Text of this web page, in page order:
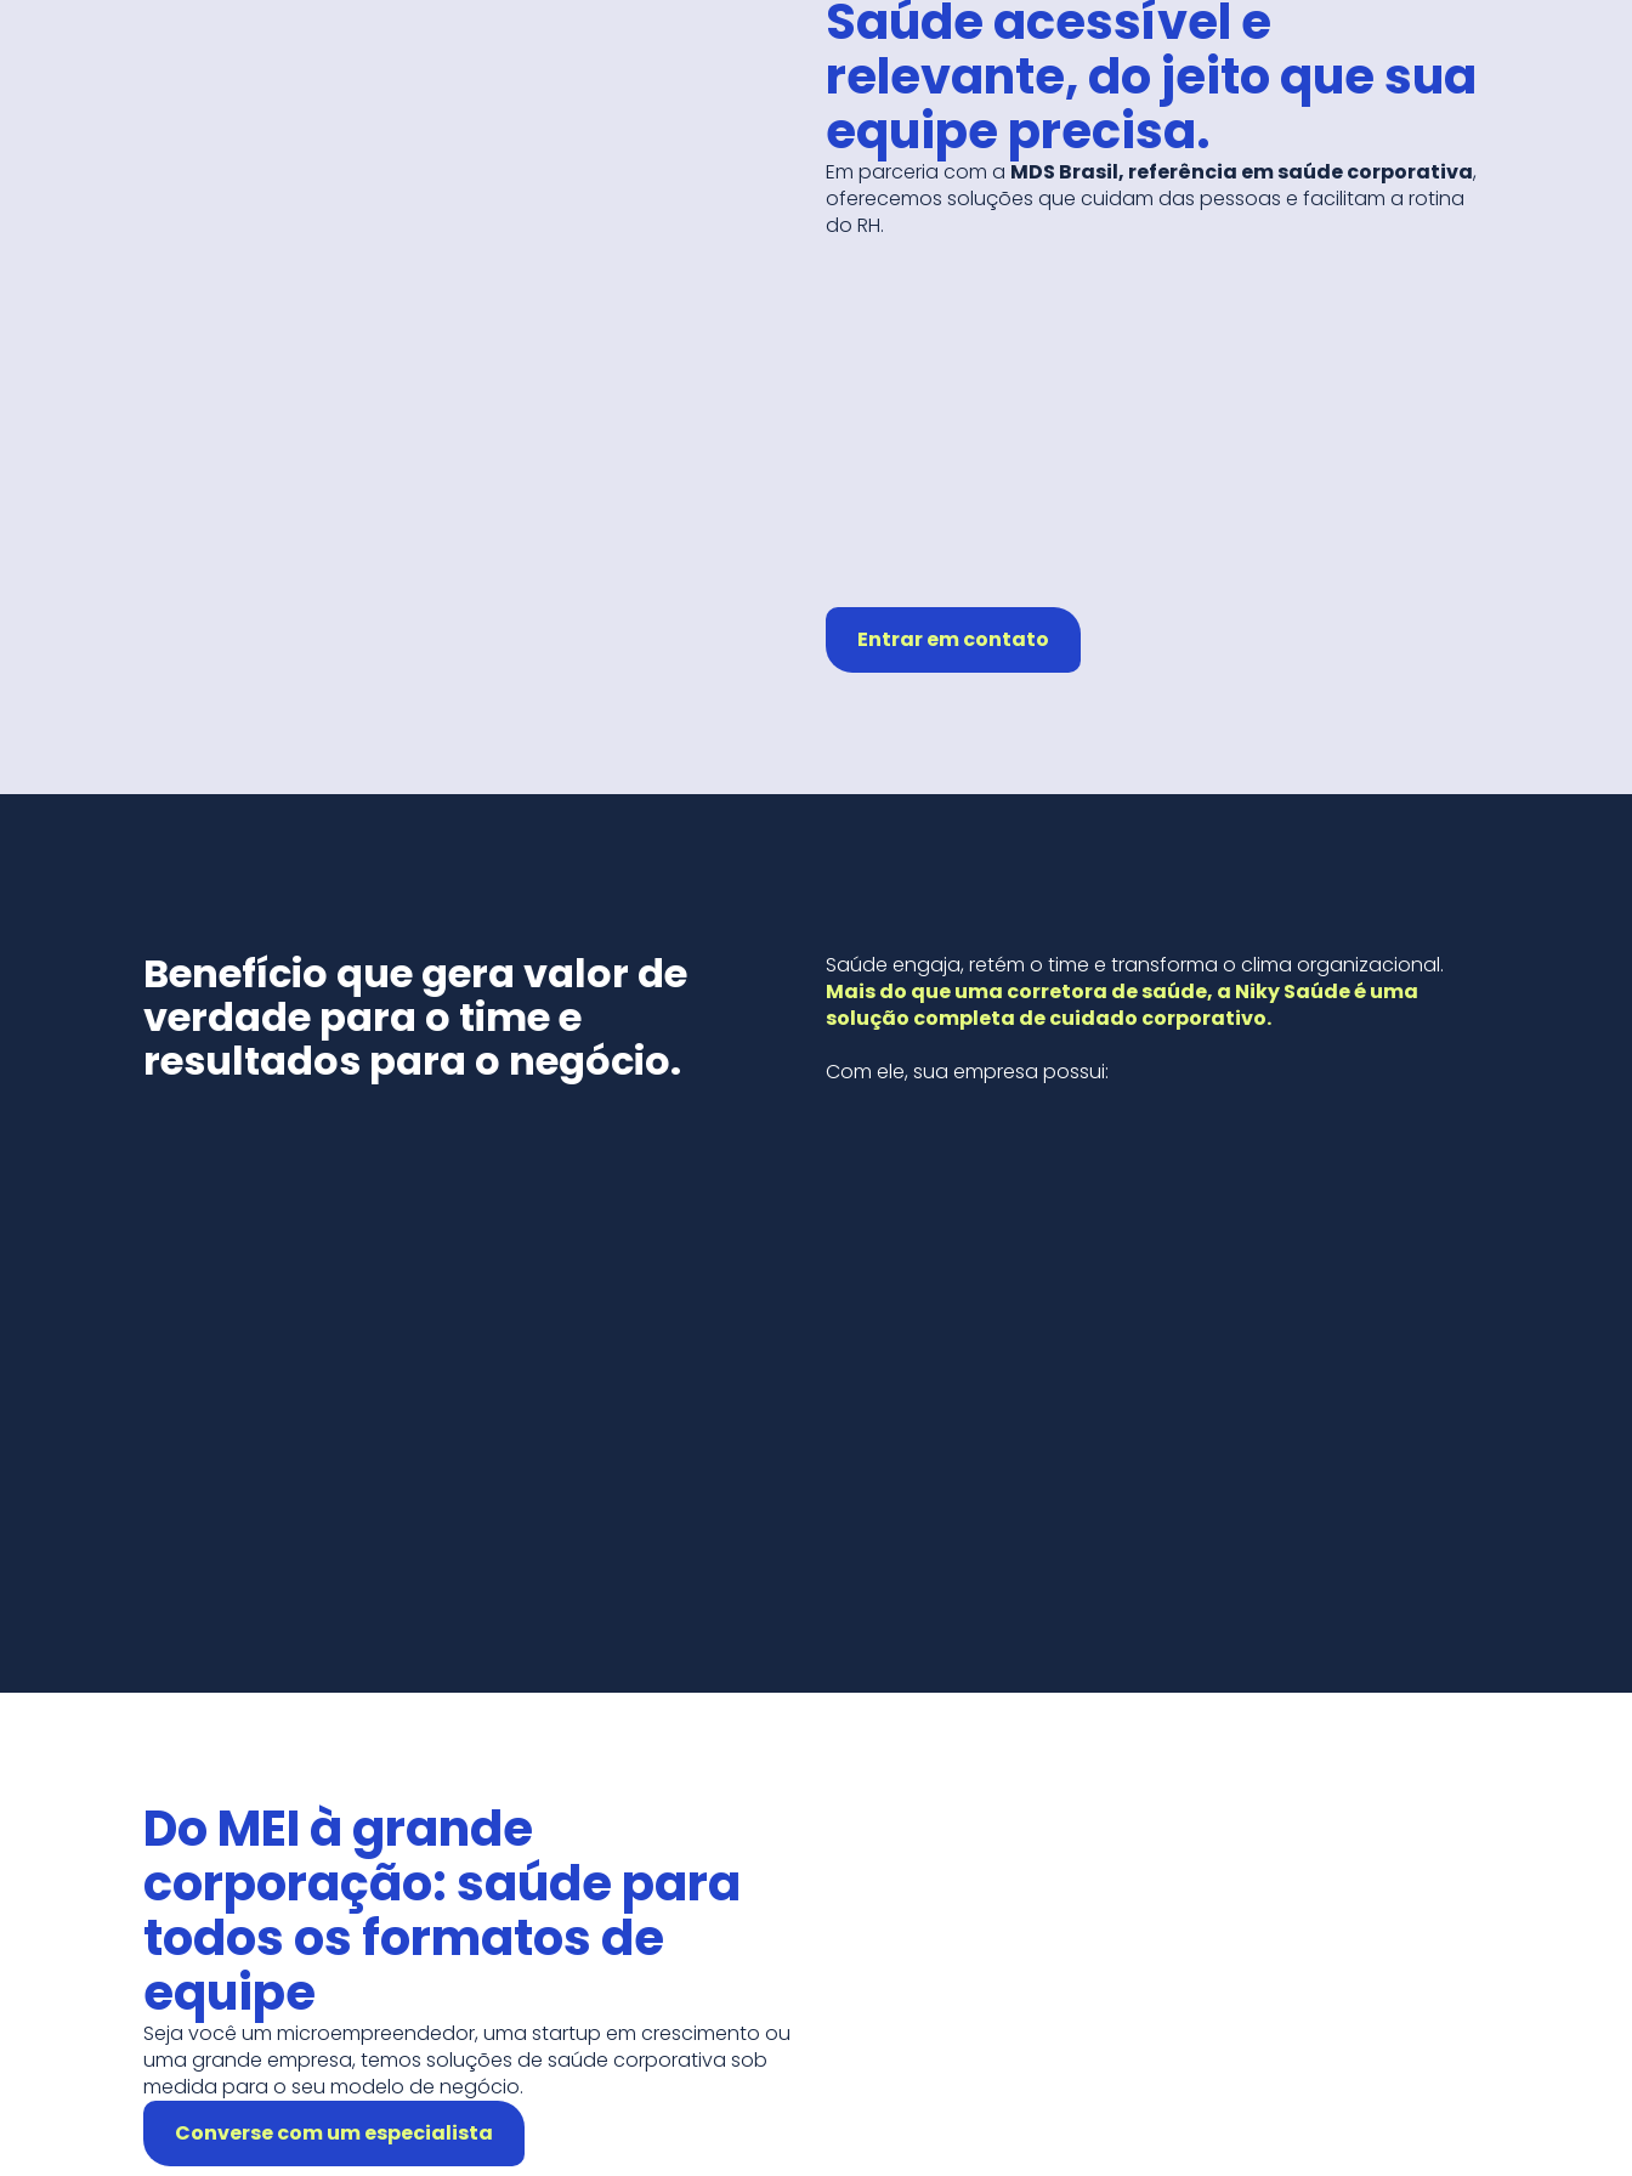
Saúde acessível e
relevante, do jeito que sua
equipe precisa.
Em parceria com a MDS Brasil, referência em saúde corporativa,
oferecemos soluções que cuidam das pessoas e facilitam a rotina
do RH.
Entrar em contato
Benefício que gera valor de
verdade para o time e
resultados para o negócio.
Saúde engaja, retém o time e transforma o clima organizacional.
Mais do que uma corretora de saúde, a Niky Saúde é uma
solução completa de cuidado corporativo.
Com ele, sua empresa possui:
Do MEI à grande
corporação: saúde para
todos os formatos de
equipe
Seja você um microempreendedor, uma startup em crescimento ou
uma grande empresa, temos soluções de saúde corporativa sob
medida para o seu modelo de negócio.
Converse com um especialista